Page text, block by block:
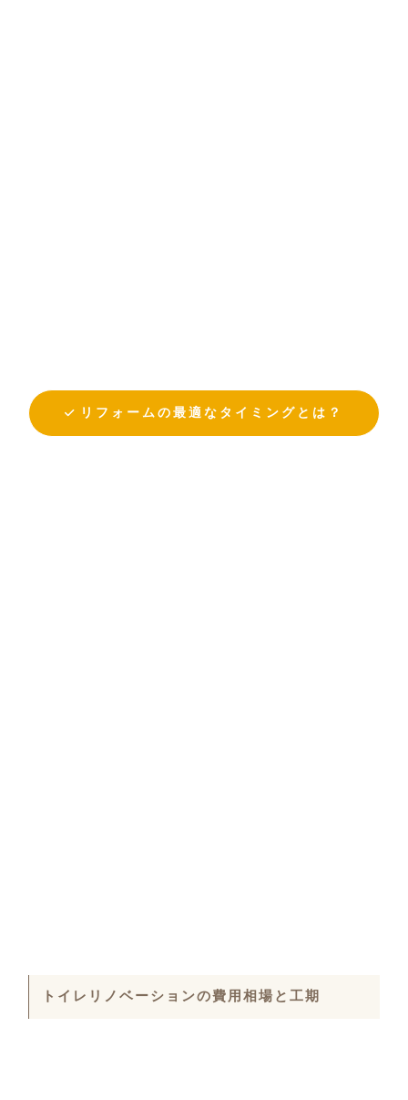
リフォームの最適なタイミングとは？
トイレリノベーションの費用相場と工期